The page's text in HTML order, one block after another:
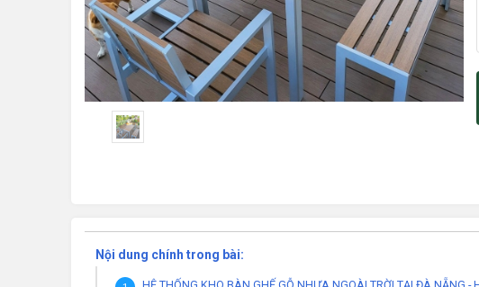
Nội dung chính trong bài: